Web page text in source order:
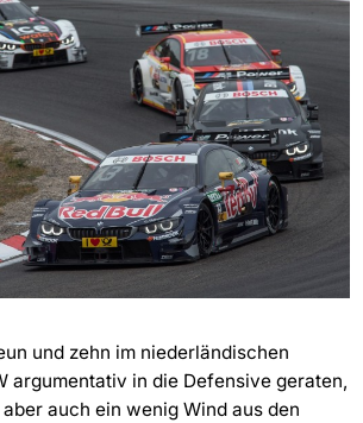
und zehn im niederländischen
argumentativ in die Defensive geraten,
auch ein wenig Wind aus den